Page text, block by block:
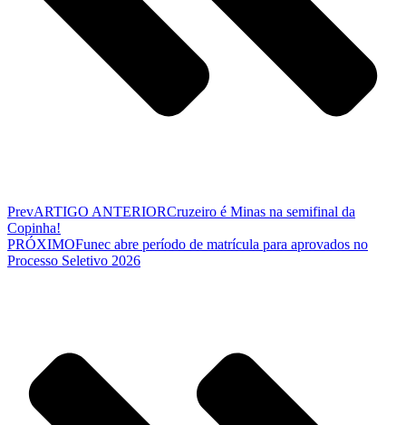
PrevARTIGO ANTERIORCruzeiro é Minas na semifinal da
Copinha!
PRÓXIMOFunec abre período de matrícula para aprovados no
Processo Seletivo 2026